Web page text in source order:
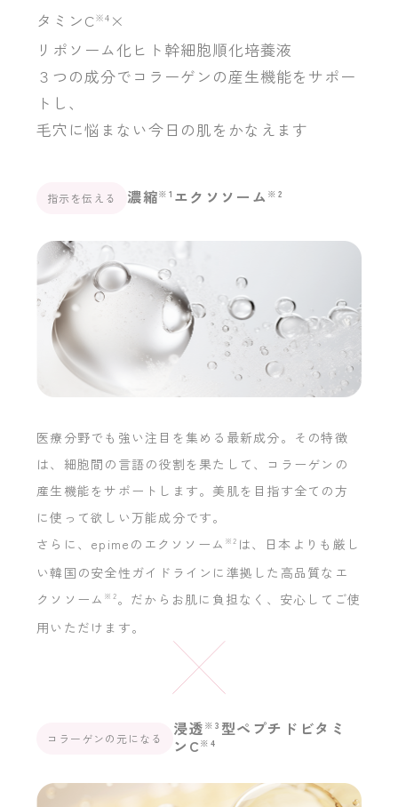
タミンC※4 ×
リポソーム化ヒト幹細胞順化培養液
３つの成分でコラーゲンの産生機能をサポー
トし、
毛穴に悩まない今日の肌をかなえます
指示を伝える 濃縮※1 エクソソーム ※2
医療分野でも強い注目を集める最新成分。その特徴
は、細胞間の言語の役割を果たして、コラーゲンの
産生機能をサポートします。美肌を目指す全ての方
に使って欲しい万能成分です。
さらに、epimeのエクソソーム ※2 は、日本よりも厳し
い韓国の安全性ガイドラインに準拠した高品質なエ
クソソーム ※2。だからお肌に負担なく、安心してご使
用いただけます。
コラーゲンの元になる 浸透 ※3 型ペプチドビタミ
ンC ※4